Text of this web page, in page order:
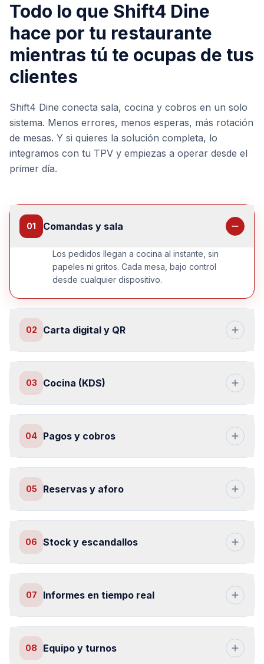
Todo lo que Shift4 Dine
hace por tu restaurante
mientras tú te ocupas de tus
clientes
Shift4 Dine conecta sala, cocina y cobros en un solo
sistema. Menos errores, menos esperas, más rotación
de mesas. Y si quieres la solución completa, lo
integramos con tu TPV y empiezas a operar desde el
primer día.
01 Comandas y sala
Los pedidos llegan a cocina al instante, sin
papeles ni gritos. Cada mesa, bajo control
desde cualquier dispositivo.
02 Carta digital y QR
03 Cocina (KDS)
04 Pagos y cobros
05 Reservas y aforo
06 Stock y escandallos
07 Informes en tiempo real
08 Equipo y turnos